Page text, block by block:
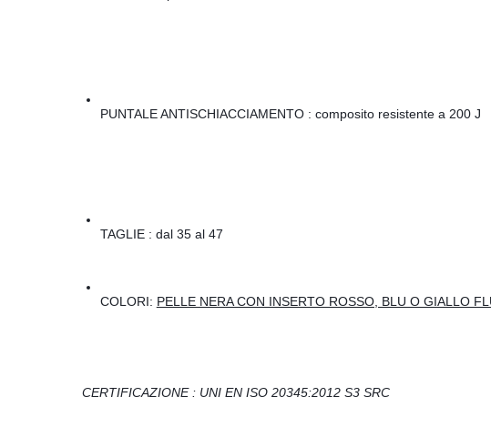
PUNTALE ANTISCHIACCIAMENTO : composito resistente a 200 J
TAGLIE : dal 35 al 47
COLORI: PELLE NERA CON INSERTO ROSSO, BLU O GIALLO
CERTIFICAZIONE : UNI EN ISO 20345:2012 S3 SRC